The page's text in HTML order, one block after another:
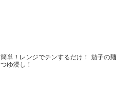
簡単！レンジでチンするだけ！ 茄子の麺
つゆ浸し！